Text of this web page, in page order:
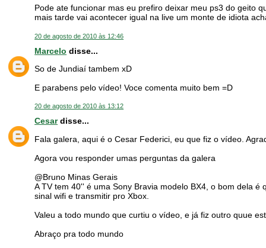
Pode ate funcionar mas eu prefiro deixar meu ps3 do geito
mais tarde vai acontecer igual na live um monte de idiota
20 de agosto de 2010 às 12:46
Marcelo disse...
So de Jundiaí tambem xD
E parabens pelo vídeo! Voce comenta muito bem =D
20 de agosto de 2010 às 13:12
Cesardisse...
Fala galera, aqui é o Cesar Federici, eu que fiz o vídeo.
Agora vou responder umas perguntas da galera
@Bruno Minas Gerais
A TV tem 40'' é uma Sony Bravia modelo BX4, o bom dela
sinal wifi e transmitir pro Xbox.
Valeu a todo mundo que curtiu o vídeo, e já fiz outro quue
Abraço pra todo mundo